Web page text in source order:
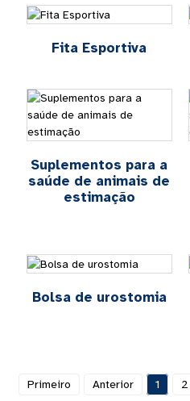
Fita Esportiva
Suplementos para a
saúde de animais de
estimação
Bolsa de urostomia
Primeiro Anterior 1 2